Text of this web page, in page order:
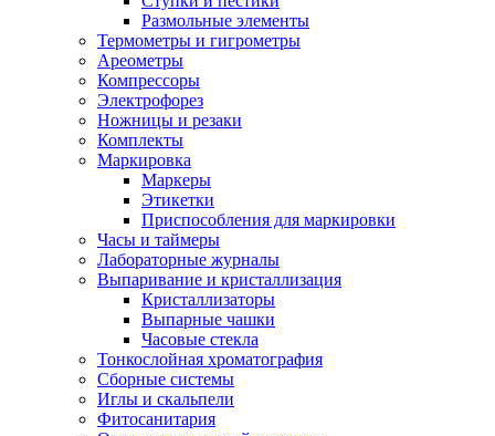
Размольные элементы
Термометры и гигрометры
Ареометры
Компрессоры
Электрофорез
Ножницы и резаки
Комплекты
Маркировка
Маркеры
Этикетки
Приспособления для маркировки
Часы и таймеры
Лабораторные журналы
Выпаривание и кристаллизация
Кристаллизаторы
Выпарные чашки
Часовые стекла
Тонкослойная хроматография
Сборные системы
Иглы и скальпели
Фитосанитария